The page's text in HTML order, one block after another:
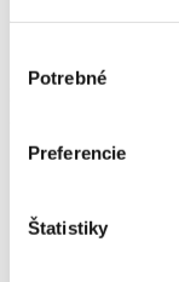
súhlasu
Potrebné
Preferencie
Štatistiky
Domov